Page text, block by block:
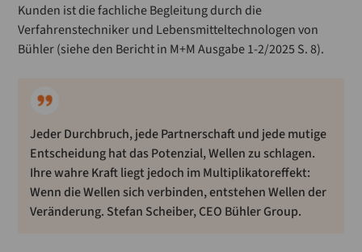
Kunden ist die fachliche Begleitung durch die
Verfahrenstechniker und Lebensmitteltechnologen von
Bühler (siehe den Bericht in M+M Ausgabe 1-2/2025 S. 8).
Jeder Durchbruch, jede Partnerschaft und jede mutige
Entscheidung hat das Potenzial, Wellen zu schlagen.
Ihre wahre Kraft liegt jedoch im Multiplikatoreffekt:
Wenn die Wellen sich verbinden, entstehen Wellen der
Veränderung. Stefan Scheiber, CEO Bühler Group.